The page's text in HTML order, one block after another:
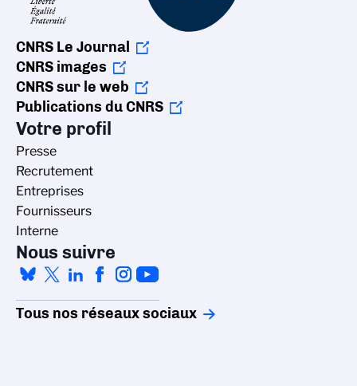
CNRS Le Journal
CNRS images
CNRS sur le web
Publications du CNRS
Votre profil
Presse
Recrutement
Entreprises
Fournisseurs
Interne
Nous suivre
Tous nos réseaux sociaux